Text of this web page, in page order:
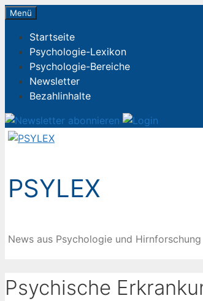
Zum
springen
Menü
Startseite
Psychologie-Lexikon
Psychologie-Bereiche
Newsletter
Bezahlinhalte
PSYLEX
News aus Psychologie und Hirnforschung
Psychische